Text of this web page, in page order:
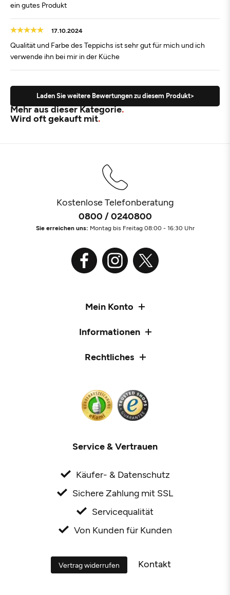
ein gutes Produkt
17.10.2024
Qualität und Farbe des Teppichs ist sehr gut für mich und ich
verwende ihn bei mir in der Küche
Laden Sie weitere Bewertungen zu diesem Produkt>
Mehr aus dieser Kategorie
Wird oft gekauft mit
Kostenlose Telefonberatung
0800 / 0240800
Sie erreichen uns: Montag bis Freitag 08:00 - 16:30 Uhr
Mein Konto
Informationen
Rechtliches
Service & Vertrauen
Käufer- & Datenschutz
Sichere Zahlung mit SSL
Servicequalität
Von Kunden für Kunden
Vertrag widerrufen Kontakt